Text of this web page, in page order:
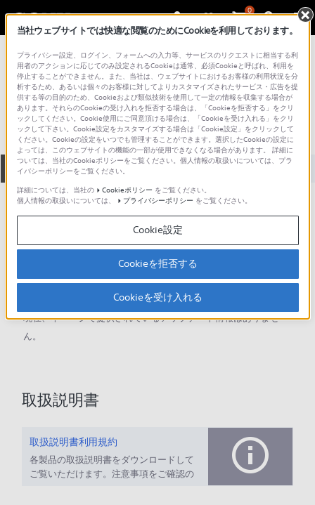
0
総合サポート・お問い合わせ アクセサリー （パソコンアクセサリー）
PCVA-HD16
全て ダウンロード 取扱説明書 Q&A
動画でサポートご利用にあたってのお願い
サポート動画をご利用の際にはソーシャ
ルメディア利用規約をご確認ください。
ダウンロード
現在、本ページで提供されているアップデート情報はありませ
ん。
取扱説明書
取扱説明書利用規約
各製品の取扱説明書をダウンロードして
ご覧いただけます。注意事項をご確認の
当社ウェブサイトでは快適な閲覧のためにCookieを利用しております。
プライバシー設定、ログイン、フォームへの入力等、サービスのリクエストに相当する利
用者のアクションに応じてのみ設定されるCookieは通常、必須Cookieと呼ばれ、利用を
停止することができません。また、当社は、ウェブサイトにおけるお客様の利用状況を分
析するため、あるいは個々のお客様に対してよりカスタマイズされたサービス・広告を提
供する等の目的のため、Cookieおよび類似技術を使用して一定の情報を収集する場合が
あります。それらのCookieの受け入れを拒否する場合は、「Cookieを拒否する」をクリ
ックしてください。Cookie使用にご同意頂ける場合は、「Cookieを受け入れる」をクリ
ックして下さい。Cookie設定をカスタマイズする場合は「Cookie設定」をクリックして
ください。Cookieの設定をいつでも管理することができます。選択したCookieの設定に
よっては、このウェブサイトの機能の一部が使用できなくなる場合があります。 詳細に
ついては、当社のCookieポリシーをご覧ください。個人情報の取扱いについては、プラ
イバシーポリシーをご覧ください。
詳細については、当社の
Cookieポリシー をご覧ください。
個人情報の取扱いについては、
プライバシーポリシー をご覧ください。
Cookie設定
Cookieを拒否する
Cookieを受け入れる